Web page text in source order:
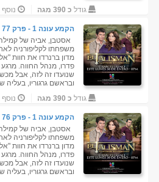
גודל כ 390 מגה
הקמע עונה 1 - פרק 77
אסטבן, אביה של
משפחתו לקליפורניה
מדון ברנרדו את חוות
פדרו, מנהל החווה.
שנועדו זה לזה, אבל
ובראשם גרגוריו, בעליה
גודל כ 390 מגה
הקמע עונה 1 - פרק 76
אסטבן, אביה של
משפחתו לקליפורניה
מדון ברנרדו את חוות
פדרו, מנהל החווה.
שנועדו זה לזה, אבל
ובראשם גרגוריו, בעליה